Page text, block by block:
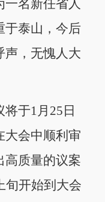
名新任省人
于泰山，今后
声，无愧人大
于1月25日
大会中顺利审
高质量的议案
旬开始到大会